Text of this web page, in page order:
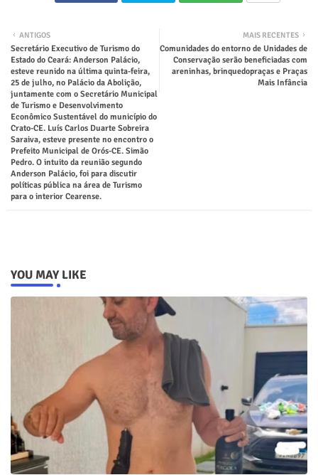
MAIS RECENTES
Comunidades do entorno de Unidades de
Conservação serão beneficiadas com
areninhas, brinquedopraças e Praças
Mais Infância
ANTIGOS
Secretário Executivo de Turismo do
Estado do Ceará: Anderson Palácio,
esteve reunido na última quinta-feira,
25 de julho, no Palácio da Abolição,
juntamente com o Secretário Municipal
de Turismo e Desenvolvimento
Econômico Sustentável do município do
Crato-CE. Luís Carlos Duarte Sobreira
Saraiva, esteve presente no encontro o
Prefeito Municipal de Orós-CE. Simão
Pedro. O intuito da reunião segundo
Anderson Palácio, foi para discutir
políticas pública na área de Turismo
para o interior Cearense.
YOU MAY LIKE